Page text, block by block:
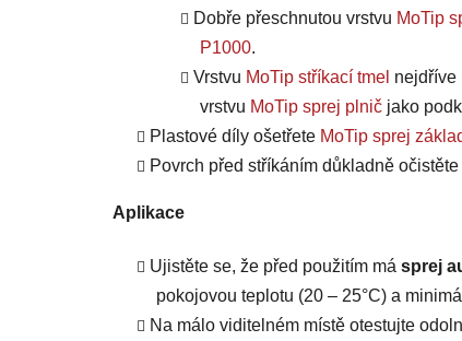
Dobře přeschnutou vrstvu MoTip
P1000.
Vrstvu MoTip stříkací tmel nejdříve
vrstvu MoTip sprej plnič jako pod
Plastové díly ošetřete MoTip sprej
Povrch před stříkáním důkladně očistěte
Aplikace
Ujistěte se, že před použitím má sprej
pokojovou teplotu (20 – 25°C) a
Na málo viditelném místě otestujte